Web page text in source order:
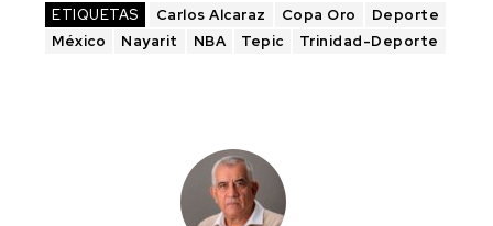
ETIQUETAS Carlos Alcaraz Copa Oro
Deporte
México
Nayarit NBA Tepic Trinidad-Deporte